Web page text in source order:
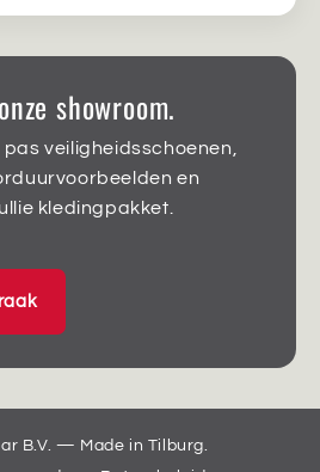
showroom.
veiligheidsschoenen,
en
kledingpakket.
B.V. — Made in Tilburg.